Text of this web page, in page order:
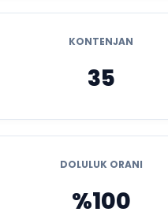
KONTENJAN
35
DOLULUK ORANI
%100